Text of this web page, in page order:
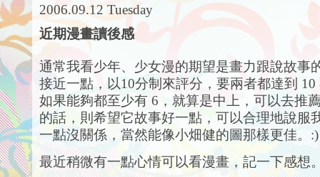
2006.09.12 Tuesday
近期漫畫讀後感
通常我看少年、少女漫的期望是畫力跟說故事
接近一點，以10分制來評分，要兩者都達到
如果能夠都至少有 6，就算是中上，可以去推
的話，則希望它故事好一點，可以合理地說服
一點沒關係，當然能像小畑健的圖那樣更佳。:)
最近稍微有一點心情可以看漫畫，記一下感想